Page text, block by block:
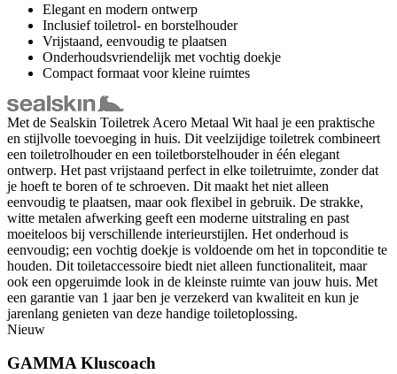
Elegant en modern ontwerp
Inclusief toiletrol- en borstelhouder
Vrijstaand, eenvoudig te plaatsen
Onderhoudsvriendelijk met vochtig doekje
Compact formaat voor kleine ruimtes
Met de Sealskin Toiletrek Acero Metaal Wit haal je een praktische
en stijlvolle toevoeging in huis. Dit veelzijdige toiletrek combineert
een toiletrolhouder en een toiletborstelhouder in één elegant
ontwerp. Het past vrijstaand perfect in elke toiletruimte, zonder dat
je hoeft te boren of te schroeven. Dit maakt het niet alleen
eenvoudig te plaatsen, maar ook flexibel in gebruik. De strakke,
witte metalen afwerking geeft een moderne uitstraling en past
moeiteloos bij verschillende interieurstijlen. Het onderhoud is
eenvoudig; een vochtig doekje is voldoende om het in topconditie te
houden. Dit toiletaccessoire biedt niet alleen functionaliteit, maar
ook een opgeruimde look in de kleinste ruimte van jouw huis. Met
een garantie van 1 jaar ben je verzekerd van kwaliteit en kun je
jarenlang genieten van deze handige toiletoplossing.
Nieuw
GAMMA Kluscoach